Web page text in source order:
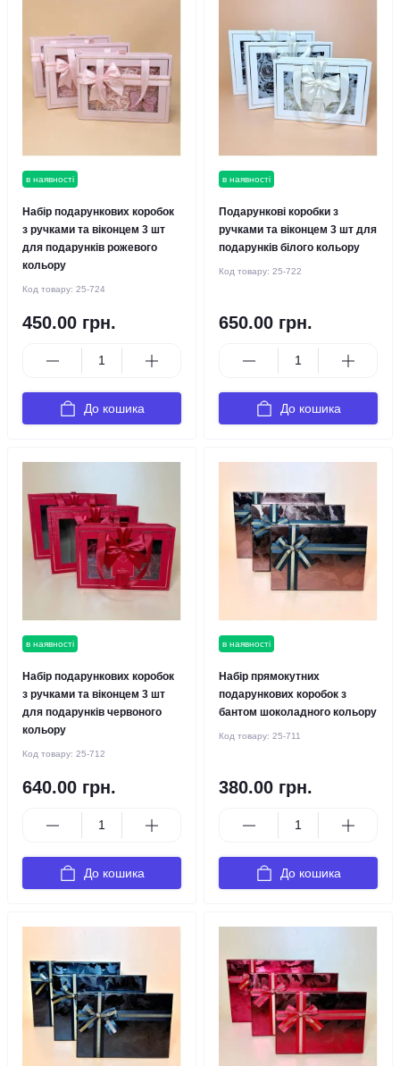
в наявності
Набір подарункових коробок
з ручками та віконцем 3 шт
для подарунків рожевого
кольору
Код товару: 25-724
450.00 грн.
До кошика
в наявності
Подарункові коробки з
ручками та віконцем 3 шт для
подарунків білого кольору
Код товару: 25-722
650.00 грн.
До кошика
в наявності
Набір подарункових коробок
з ручками та віконцем 3 шт
для подарунків червоного
кольору
Код товару: 25-712
640.00 грн.
До кошика
в наявності
Набір прямокутних
подарункових коробок з
бантом шоколадного кольору
Код товару: 25-711
380.00 грн.
До кошика